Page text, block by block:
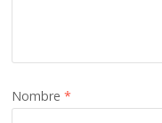
Nombre*